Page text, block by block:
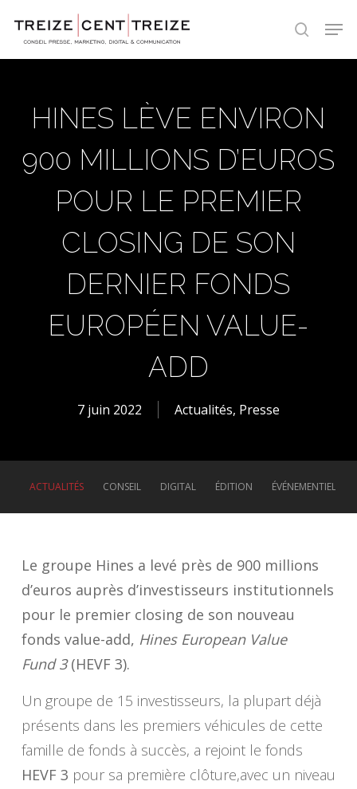
search
HINES LÈVE ENVIRON
900 MILLIONS D’EUROS
POUR LE PREMIER
CLOSING DE SON
DERNIER FONDS
EUROPÉEN VALUE-
ADD
7 juin 2022 Actualités, Presse
ACTUALITÉS CONSEIL DIGITAL ÉDITION ÉVÉNEMENTIEL
Le groupe Hines a levé près de 900 millions
d’euros auprès d’investisseurs institutionnels
pour le premier closing de son nouveau
fonds value-add, Hines European Value
Fund 3(HEVF 3).
Un groupe de 15 investisseurs, la plupart déjà
présents dans les premiers véhicules de cette
famille de fonds à succès, a rejoint le fonds
HEVF 3 pour sa première clôture,avec un niveau